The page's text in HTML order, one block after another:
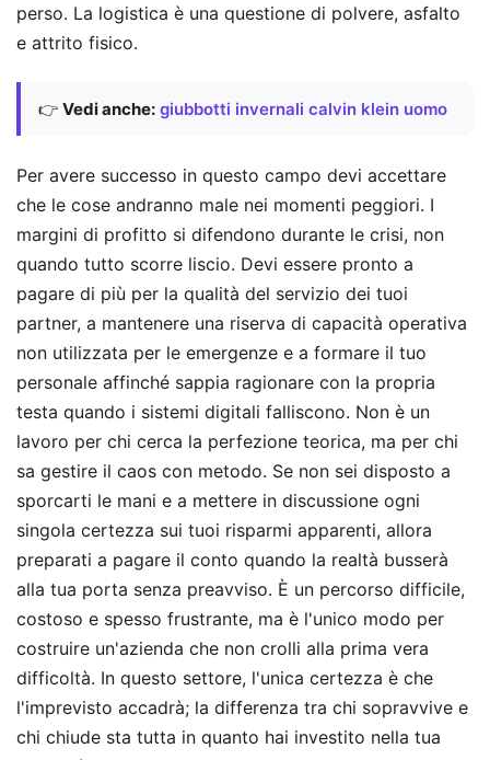
perso. La logistica è una questione di polvere, asfalto
e attrito fisico.
👉 Vedi anche: giubbotti invernali calvin klein uomo
Per avere successo in questo campo devi accettare
che le cose andranno male nei momenti peggiori. I
margini di profitto si difendono durante le crisi, non
quando tutto scorre liscio. Devi essere pronto a
pagare di più per la qualità del servizio dei tuoi
partner, a mantenere una riserva di capacità operativa
non utilizzata per le emergenze e a formare il tuo
personale affinché sappia ragionare con la propria
testa quando i sistemi digitali falliscono. Non è un
lavoro per chi cerca la perfezione teorica, ma per chi
sa gestire il caos con metodo. Se non sei disposto a
sporcarti le mani e a mettere in discussione ogni
singola certezza sui tuoi risparmi apparenti, allora
preparati a pagare il conto quando la realtà busserà
alla tua porta senza preavviso. È un percorso difficile,
costoso e spesso frustrante, ma è l'unico modo per
costruire un'azienda che non crolli alla prima vera
difficoltà. In questo settore, l'unica certezza è che
l'imprevisto accadrà; la differenza tra chi sopravvive e
chi chiude sta tutta in quanto hai investito nella tua